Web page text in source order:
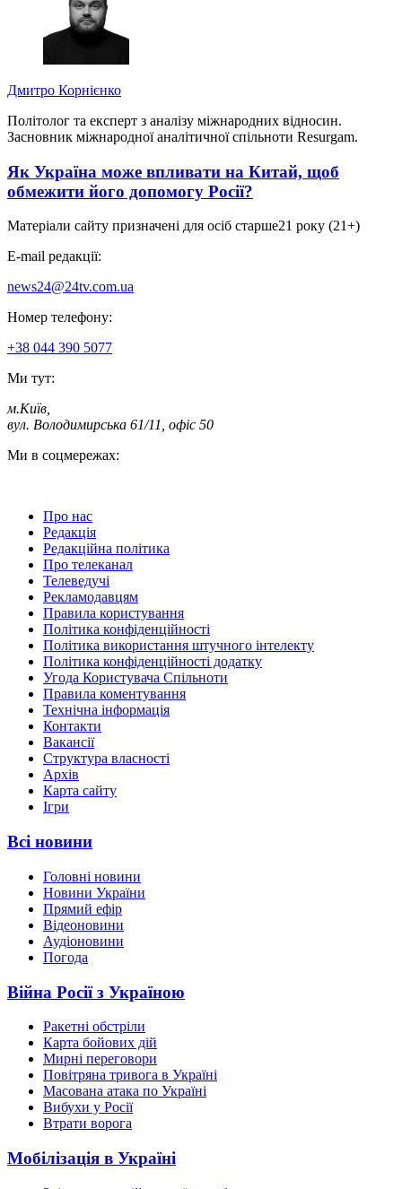
Дмитро Корнієнко
Політолог та експерт з аналізу міжнародних відносин.
Засновник міжнародної аналітичної спільноти Resurgam.
Як Україна може впливати на Китай, щоб
обмежити його допомогу Росії?
Матеріали сайту призначені для осіб старше21 року (21+)
E-mail редакції:
news24@24tv.com.ua
Номер телефону:
+38 044 390 5077
Ми тут:
м.Київ
вул. Володимирська 61/11, офіс 50
Ми в соцмережах:
Про нас
Редакція
Редакційна політика
Про телеканал
Телеведучі
Рекламодавцям
Правила користування
Політика конфіденційності
Політика використання штучного інтелекту
Політика конфіденційності додатку
Угода Користувача Спільноти
Правила коментування
Технічна інформація
Контакти
Вакансії
Структура власності
Архів
Карта сайту
Ігри
Всі новини
Головні новини
Новини України
Прямий ефір
Відеоновини
Аудіоновини
Погода
Війна Росії з Україною
Ракетні обстріли
Карта бойових дій
Мирні переговори
Повітряна тривога в Україні
Масована атака по Україні
Вибухи у Росії
Втрати ворога
Мобілізація в Україні